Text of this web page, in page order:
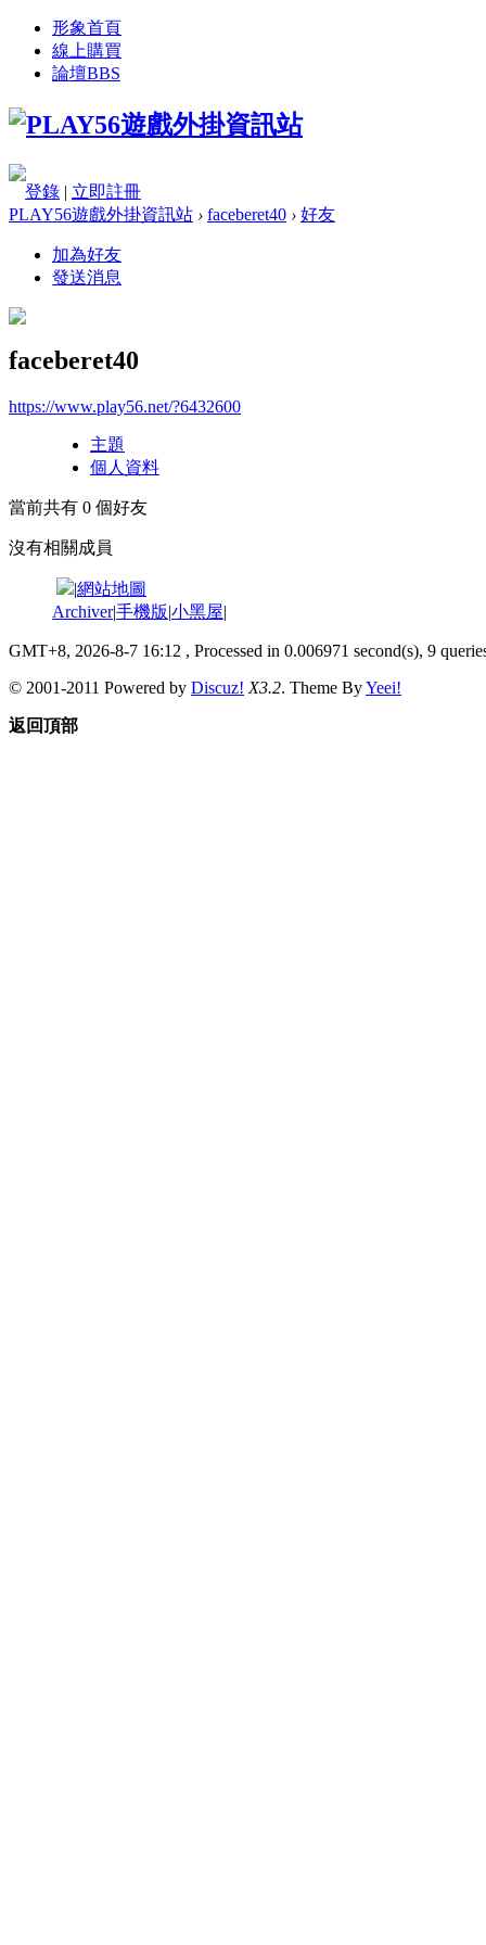
形象首頁
線上購買
論壇BBS
登錄 | 立即註冊
PLAY56遊戲外掛資訊站 › faceberet40 › 好友
加為好友
發送消息
faceberet40
https://www.play56.net/?6432600
主題
個人資料
當前共有 0 個好友
沒有相關成員
|網站地圖
Archiver|手機版|小黑屋|
GMT+8, 2026-8-7 16:12 , Processed in 0.006971 second(s), 9
© 2001-2011 Powered by Discuz! X3.2. Theme ByYeei!
返回頂部